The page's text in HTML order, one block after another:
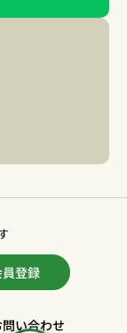
登録
問い合わせ